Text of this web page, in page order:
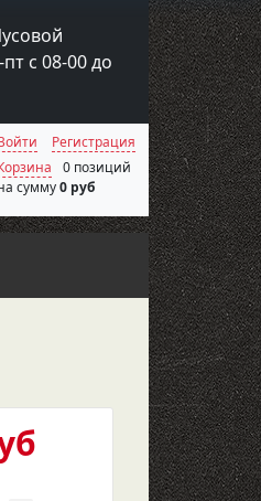
с 08-00 до
Регистрация
0 позиций
сумму0 руб